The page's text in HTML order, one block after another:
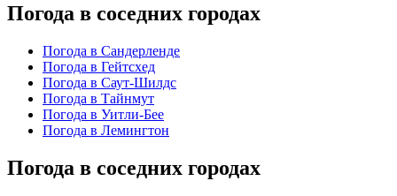
Погода в соседних городах
Погода в Сандерленде
Погода в Гейтсхед
Погода в Саут-Шилдс
Погода в Тайнмут
Погода в Уитли-Бее
Погода в Лемингтон
Погода в соседних городах